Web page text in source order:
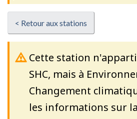
< Retour aux stations
Cette station
SHC, mais à
Changement
les informations sur